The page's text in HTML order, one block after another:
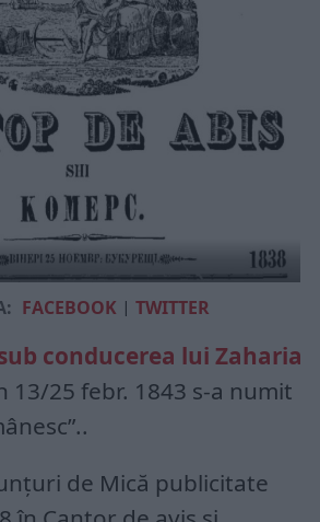
FACEBOOK |TWITTER
conducerea lui Zaharia
13/25 febr. 1843 s-a numit
de Mică publicitate